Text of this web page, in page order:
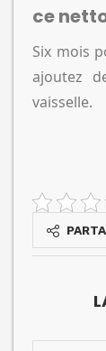
ce
Six mois
ajoutez
vaisselle.